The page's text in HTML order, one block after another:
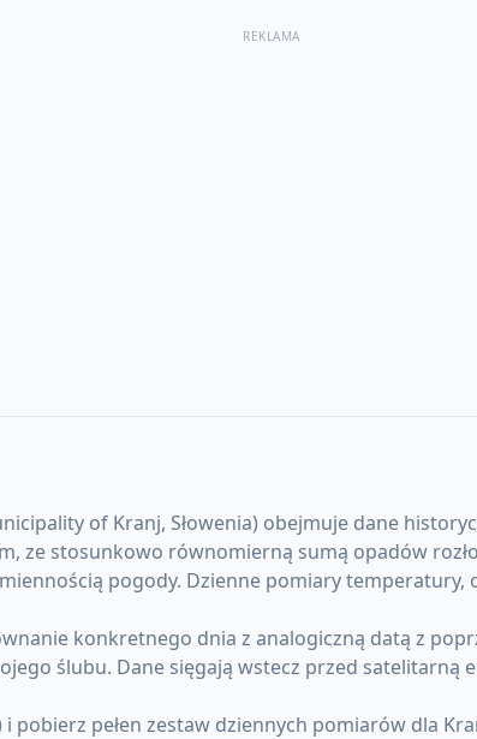
REKLAMA
of Kranj, Słowenia) obejmuje dane
ze stosunkowo równomierną sumą opadów
pogody. Dzienne pomiary
konkretnego dnia z analogiczną datą z
ślubu. Dane sięgają wstecz przed
pobierz pełen zestaw dziennych pomiarów dla